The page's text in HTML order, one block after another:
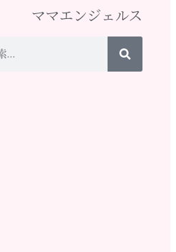
ママエンジェルス